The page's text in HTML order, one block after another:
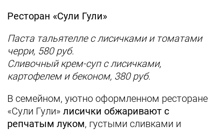
Ресторан «Сули Гули»
Паста тальятелле с лисичками и томатами
черри, 580 руб.
Сливочный крем-суп с лисичками,
картофелем и беконом, 380 руб.
В семейном, уютно оформленном ресторане
«Сули Гули» лисички обжаривают с
репчатым луком, густыми сливками и